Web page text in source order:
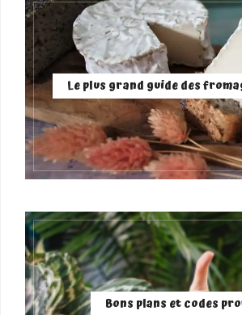
Le plus grand guide des
Bons plans et codes